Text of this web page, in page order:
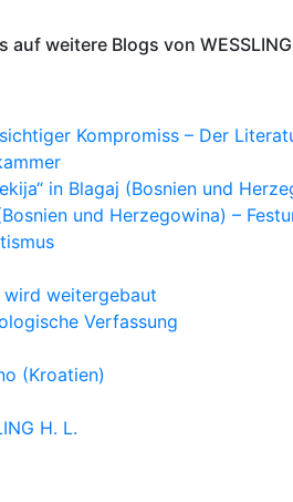
auf weitere Blogs von
Kompromiss – Der
in Blagaj (Bosnien und
und Herzegowina) –
wird weitergebaut
Verfassung
(Kroatien)
H. L.